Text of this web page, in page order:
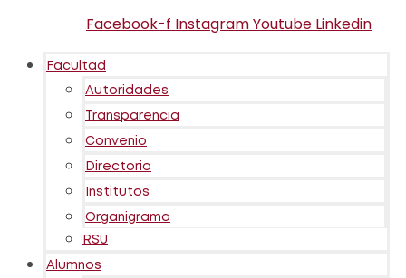
Facebook-f InstagramYoutube Linkedin
Facultad
Autoridades
Transparencia
Convenio
Directorio
Institutos
Organigrama
RSU
Alumnos